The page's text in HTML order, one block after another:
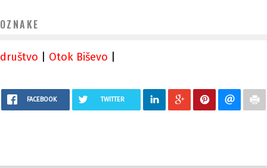
OZNAKE
društvo Otok Biševo
FACEBOOK TWITTER